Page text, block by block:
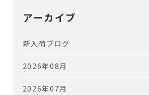
アーカイブ
新入荷ブログ
2026年08月
2026年07月